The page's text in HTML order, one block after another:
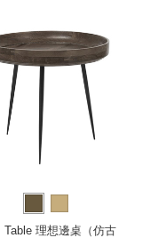
Table 理想邊桌（仿古